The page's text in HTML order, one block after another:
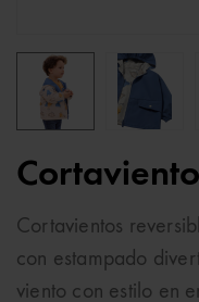
Cortavientos
con estampado
viento con estilo en